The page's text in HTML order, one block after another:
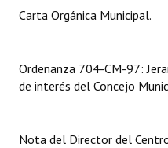
Reglamento Interno
Organigrama
Carta Orgánica Municipal.
Ordenanza 704-CM-97:
de interés del Concejo
Nota del Director del